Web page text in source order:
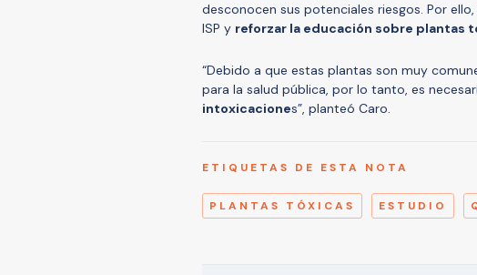
desconocen sus potenciales riesgos. Por
ISP y reforzar la educación sobre plantas
“Debido a que estas plantas son muy
para la salud pública, por lo tanto, es
intoxicaciones”, planteó Caro.
ETIQUETAS DE ESTA NOTA
PLANTAS TÓXICAS ESTUDIO